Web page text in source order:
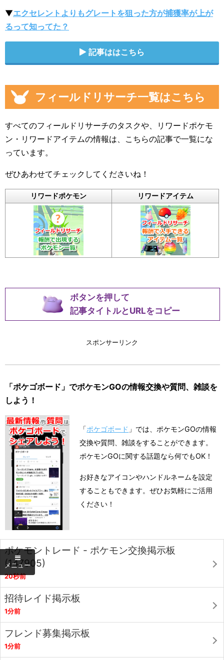
▼エクセレントよりもグレートを狙った方が捕獲率が上が
るって知ってた？
記事ははこちら
フィールドリサーチ一覧はこちら
すべてのフィールドリサーチのタスクや、リワードポケモ
ン・リワードアイテムの情報は、こちらの記事で一覧にな
っています。
ぜひあわせてチェックしてくださいね！
リワードポケモン リワードアイテム
ボタンを押して
記事タイトルとURLをコピー
スポンサーリンク
「ポケゴボード」でポケモンGOの情報交換や質問、雑談を
しよう！
「ポケゴボード 」では、ポケモンGOの情報
交換や質問、雑談をすることができます。
ポケモンGOに関する話題なら何でもOK！
お好きなアイコンやハンドルネームを設定
することもできます。ぜひお気軽にご活用
ください！
ポケモントレード - ポケモン交換掲示板
(147905)
20秒前
招待レイド掲示板
1分前
フレンド募集掲示板
1分前